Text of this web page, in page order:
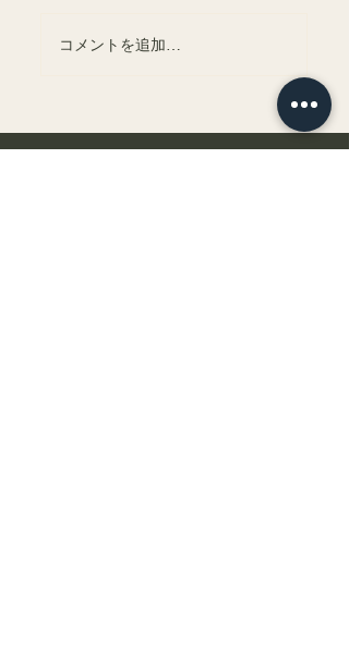
釣パラダイスフリー
ト
コメントを追加…